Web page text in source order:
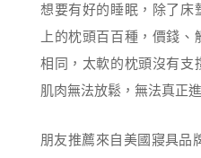
想要有好的睡眠，除了床
上的枕頭百百種，價錢
相同，太軟的枕頭沒有支
肌肉無法放鬆，無法真正
朋友推薦來自美國寢具品